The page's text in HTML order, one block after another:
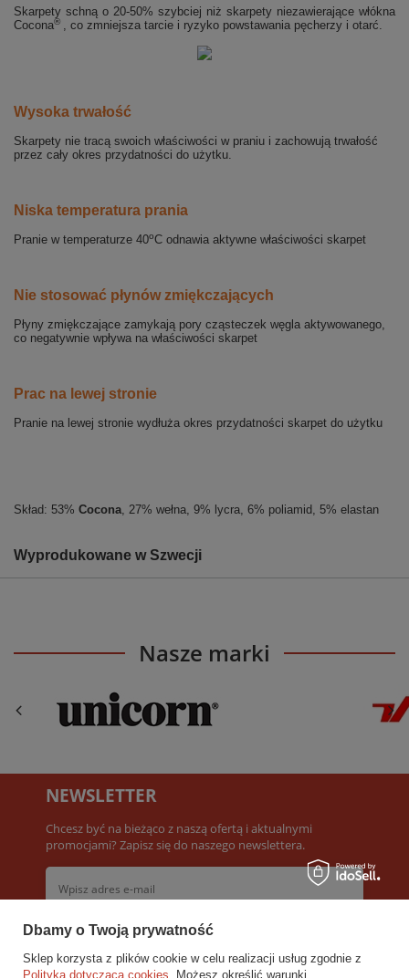
Skarpety schną o 20-50% szybciej niż skarpety niezawierające włókna
Cocona® , co zmniejsza tarcie i ryzyko powstawania pęcherzy i otarć.
Wysoka trwałość
Skarpety nie tracą swoich właściwości w praniu i zachowują trwałość
przez cały okres przydatności do użytku.
Niska temperatura prania
Pranie w temperaturze 40oC odnawia aktywne właściwości skarpet
Nie stosować płynów zmiękczających
Płyny zmiękczające zamykają pory cząsteczek węgla aktywowanego,
co negatywnie wpływa na właściwości skarpet
Prac na lewej stronie
Pranie na lewej stronie wydłuża okres przydatności skarpet do użytku
Skład: 53% Cocona , 27% wełna, 9% lycra, 6% poliamid, 5% elastan
Wyprodukowane w Szwecji
Nasze marki
NEWSLETTER
Chcesz być na bieżąco z naszą ofertą i aktualnymi
promocjami? Zapisz się do naszego newslettera.
AkceptujęWarunki newslettera
Dbamy o Twoją prywatność
Sklep korzysta z plików cookie w celu realizacji usług zgodnie z
Polityką dotyczącą cookies . Możesz określić warunki